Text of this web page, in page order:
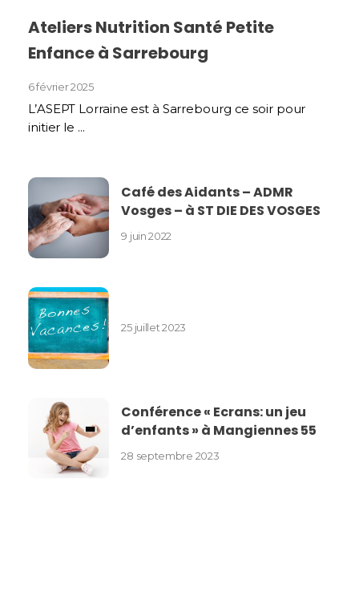
Ateliers Nutrition Santé Petite
Enfance à Sarrebourg
6 février 2025
L’ASEPT Lorraine est à Sarrebourg ce soir pour
initier le ...
Café des Aidants – ADMR
Vosges – à ST DIE DES VOSGES
9 juin 2022
25 juillet 2023
Conférence « Ecrans: un jeu
d’enfants » à Mangiennes 55
28 septembre 2023